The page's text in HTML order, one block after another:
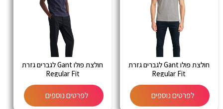
חולצת פולו Gant לגברים גזרת
Regular Fit
לפרטים נוספים
חולצת פולו Gant לגברים גזרת
Regular Fit
לפרטים נוספים